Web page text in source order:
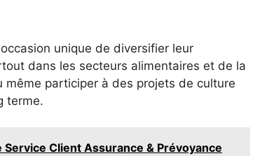
unique de diversifier leur
dans les secteurs alimentaires et de la
même participer à des projets de culture
terme.
Client Assurance & Prévoyance